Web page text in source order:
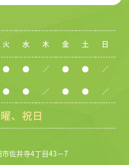
火 水 木 金 土 日
● ● ／ ● ● ／
● ● ／ ● ● ／
、祝日
佐井寺4丁目43－7